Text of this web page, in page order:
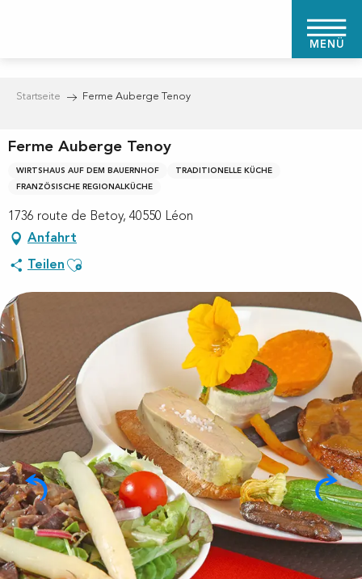
MENÜ
Startseite Ferme Auberge Tenoy
Ferme Auberge Tenoy
WIRTSHAUS AUF DEM BAUERNHOF
TRADITIONELLE KÜCHE
FRANZÖSISCHE REGIONALKÜCHE
1736 route de Betoy, 40550 Léon
Anfahrt
Teilen Ajouter aux favoris